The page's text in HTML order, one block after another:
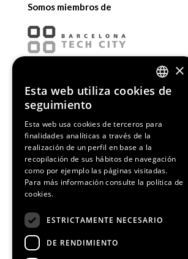
Somos miembros de
ENGLISH
×
Esta web utiliza cookies de
seguimiento
Esta web usa cookies de terceros para
finalidades analíticas a través de la
realización de un perfil en base a la
recopilación de sus hábitos de navegación
como por ejemplo las páginas visitadas.
Para más información consulte la política de
cookies.
ESTRICTAMENTE NECESARIO
DE RENDIMIENTO